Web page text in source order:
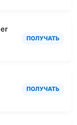
ПОЛУЧАТЬ
ПОЛУЧАТЬ